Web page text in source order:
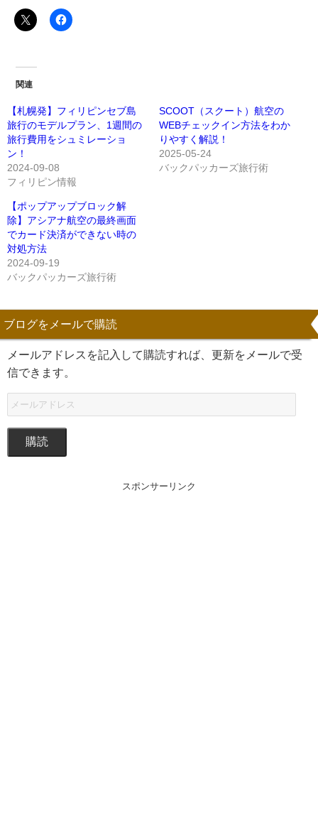
関連
【札幌発】フィリピンセブ島
旅行のモデルプラン、1週間の
旅行費用をシュミレーショ
ン！
2024-09-08
フィリピン情報
SCOOT（スクート）航空の
WEBチェックイン方法をわか
りやすく解説！
2025-05-24
バックパッカーズ旅行術
【ポップアップブロック解
除】アシアナ航空の最終画面
でカード決済ができない時の
対処方法
2024-09-19
バックパッカーズ旅行術
ブログをメールで購読
メールアドレスを記入して購読すれば、更新をメールで受
信できます。
購読
スポンサーリンク